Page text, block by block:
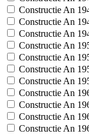
Constructie An
Constructie An
Constructie An
Constructie An
Constructie An
Constructie An
Constructie An
Constructie An
Constructie An
Constructie An
Constructie An